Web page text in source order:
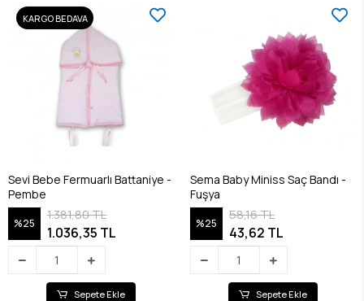
KARGO BEDAVA
Sevi Bebe Fermuarlı Battaniye -
Pembe
%25
1.381,80 TL
1.036,35 TL
Sepete Ekle
Sema Baby Miniss Saç Bandı -
Fuşya
%25
58,16 TL
43,62 TL
Sepete Ekle